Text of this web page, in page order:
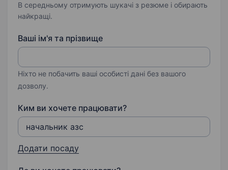
В середньому отримують шукачі з резюме і обирають
найкращі.
Ваші ім'я та прізвище
Ніхто не побачить ваші особисті дані без вашого
дозволу.
Ким ви хочете працювати?
Додати посаду